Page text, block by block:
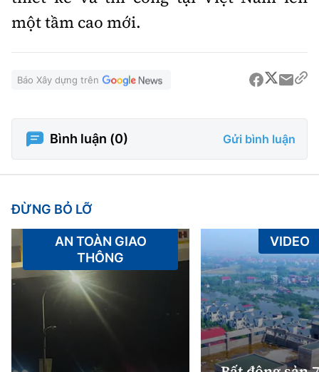
một tầm cao mới.
Báo Xây dựng trên
Bình luận (0) Gửi bình luận
ĐỪNG BỎ LỠ
AN TOÀN GIAO
THÔNG
VIDEO